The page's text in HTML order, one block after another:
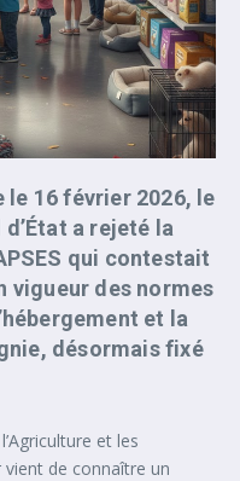
le 16 février 2026, le
a rejeté la
qui contestait
vigueur des normes
et la
désormais fixé
et les
de connaître un